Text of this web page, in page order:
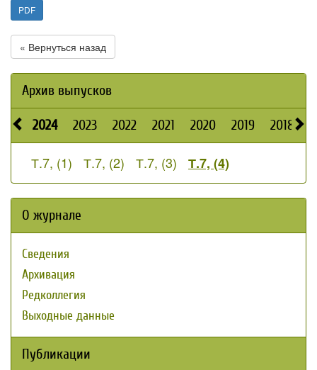
PDF
« Вернуться назад
Архив выпусков
2024 2023 2022 2021 2020 2019 2018
Т.7, (1) Т.7, (2) Т.7, (3) Т.7, (4)
О журнале
Сведения
Архивация
Редколлегия
Выходные данные
Публикации